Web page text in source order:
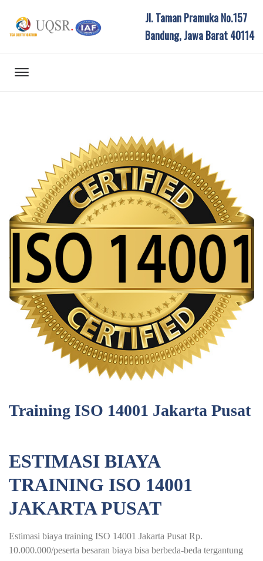
Jl. Taman Pramuka No.157
Bandung, Jawa Barat 40114
Training ISO 14001 Jakarta Pusat
ESTIMASI BIAYA
TRAINING ISO 14001
JAKARTA PUSAT
Estimasi biaya training ISO 14001 Jakarta Pusat Rp.
10.000.000/peserta besaran biaya bisa berbeda-beda tergantung